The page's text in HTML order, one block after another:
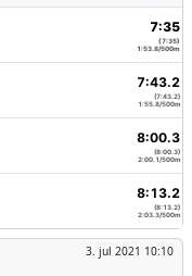
7:35
(7:35)
1:53.8/500m
7:43.2
(7:43.2)
1:55.8/500m
8:00.3
(8:00.3)
2:00.1/500m
8:13.2
(8:13.2)
2:03.3/500m
3. jul 2021 10:10